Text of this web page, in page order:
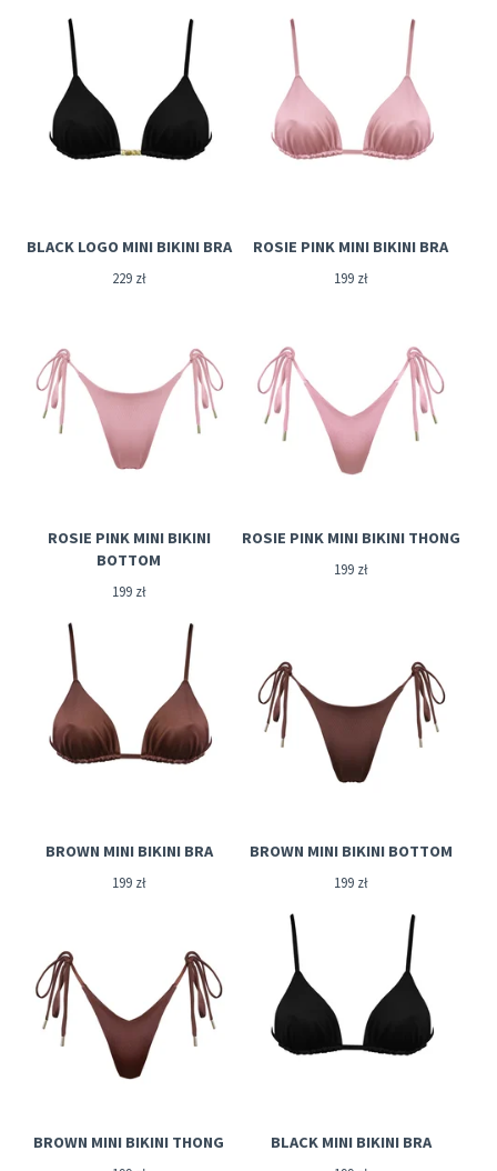
BLACK LOGO MINI BIKINI BRA
229 zł
ROSIE PINK MINI BIKINI BRA
199 zł
ROSIE PINK MINI BIKINI
BOTTOM
199 zł
ROSIE PINK MINI BIKINI THONG
199 zł
BROWN MINI BIKINI BRA
199 zł
BROWN MINI BIKINI BOTTOM
199 zł
BROWN MINI BIKINI THONG BLACK MINI BIKINI BRA